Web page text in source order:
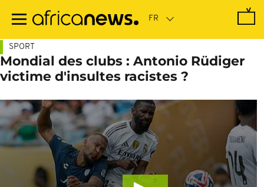
contenu
SPORT
Mondial des clubs : Antonio Rüdiger
victime d'insultes racistes ?